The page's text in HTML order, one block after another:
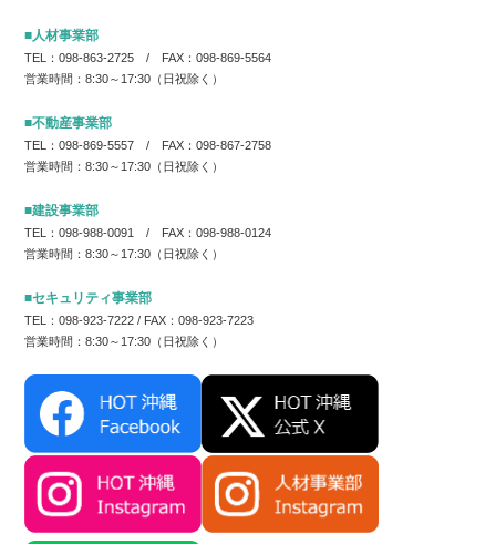
■人材事業部
TEL：098-863-2725 / FAX：098-869-5564
営業時間：8:30～17:30（日祝除く）
■不動産事業部
TEL：098-869-5557 / FAX：098-867-2758
営業時間：8:30～17:30（日祝除く）
■建設事業部
TEL：098-988-0091 / FAX：098-988-0124
営業時間：8:30～17:30（日祝除く）
■セキュリティ事業部
TEL：098-923-7222 / FAX：098-923-7223
営業時間：8:30～17:30（日祝除く）